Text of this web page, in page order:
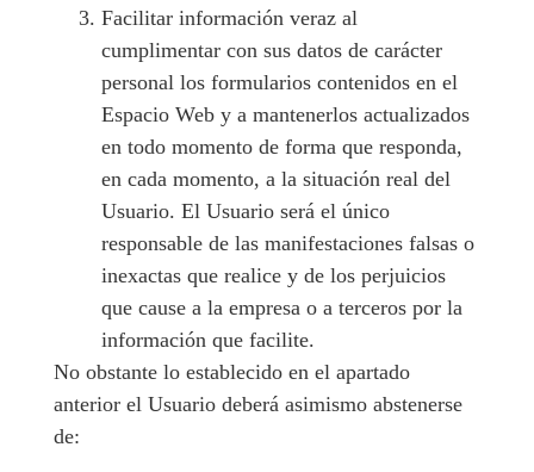
Facilitar información veraz al
cumplimentar con sus datos de carácter
personal los formularios contenidos en el
Espacio Web y a mantenerlos actualizados
en todo momento de forma que responda,
en cada momento, a la situación real del
Usuario. El Usuario será el único
responsable de las manifestaciones falsas o
inexactas que realice y de los perjuicios
que cause a la empresa o a terceros por la
información que facilite.
No obstante lo establecido en el apartado
anterior el Usuario deberá asimismo abstenerse
de: